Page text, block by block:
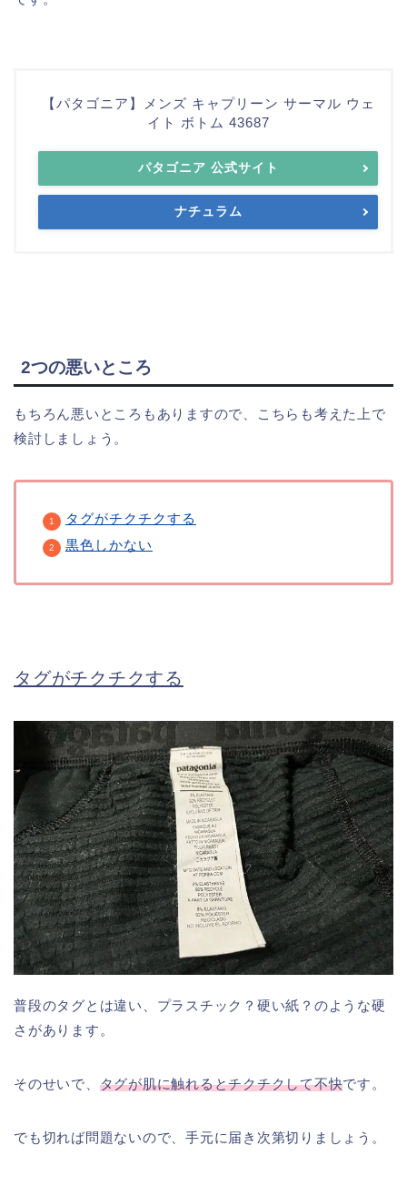
【パタゴニア】メンズ キャプリーン サーマル ウェ
イト ボトム 43687
パタゴニア 公式サイト
ナチュラム
2つの悪いところ
もちろん悪いところもありますので、こちらも考えた上で
検討しましょう。
タグがチクチクする
黒色しかない
タグがチクチクする
普段のタグとは違い、プラスチック？硬い紙？のような硬
さがあります。
そのせいで、 タグが肌に触れるとチクチクして不快です。
でも切れば問題ないので、手元に届き次第切りましょう。